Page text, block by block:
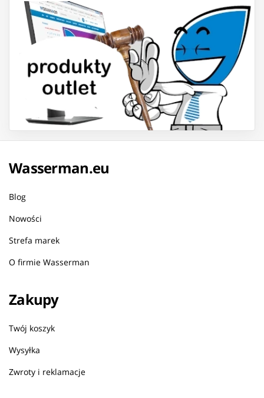
Wasserman.eu
Blog
Nowości
Strefa marek
O firmie Wasserman
Zakupy
Twój koszyk
Wysyłka
Zwroty i reklamacje